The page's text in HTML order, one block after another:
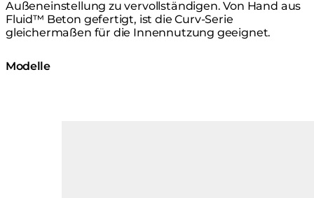
Außeneinstellung zu vervollständigen. Von Hand aus
Fluid™ Beton gefertigt, ist die Curv-Serie
gleichermaßen für die Innennutzung geeignet.
Modelle